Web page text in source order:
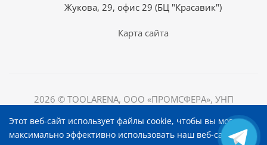
Жукова, 29, офис 29 (БЦ "Красавик")
Карта сайта
2026 © TOOLARENA, ООО «ПРОМСФЕРА», УНП
220036, Республика Беларусь, г. Минск, пр-т Жукова, д.
29, офис 29, БЦ "Красавик"
Этот веб-сайт использует файлы cookie, чтобы вы могли
максимально эффективно использовать наш веб-сайт.